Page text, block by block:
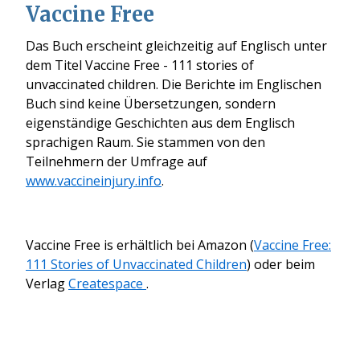
Vaccine Free
Das Buch erscheint gleichzeitig auf Englisch unter
dem Titel Vaccine Free - 111 stories of
unvaccinated children. Die Berichte im Englischen
Buch sind keine Übersetzungen, sondern
eigenständige Geschichten aus dem Englisch
sprachigen Raum. Sie stammen von den
Teilnehmern der Umfrage auf
www.vaccineinjury.info.
Vaccine Free is erhältlich bei Amazon (Vaccine Free:
111 Stories of Unvaccinated Children) oder beim
VerlagCreatespace .